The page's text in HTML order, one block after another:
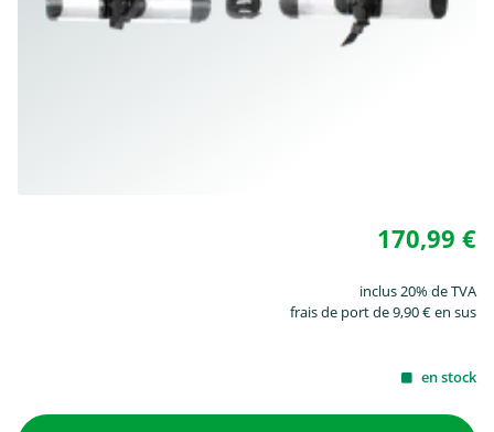
170,99 €
inclus 20% de TVA
frais de port de 9,90 € en sus
en stock